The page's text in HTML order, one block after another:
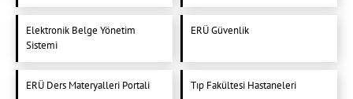
Elektronik Belge Yönetim
Sistemi
ERÜ Güvenlik
ERÜ Ders Materyalleri Portali Tıp Fakültesi Hastaneleri